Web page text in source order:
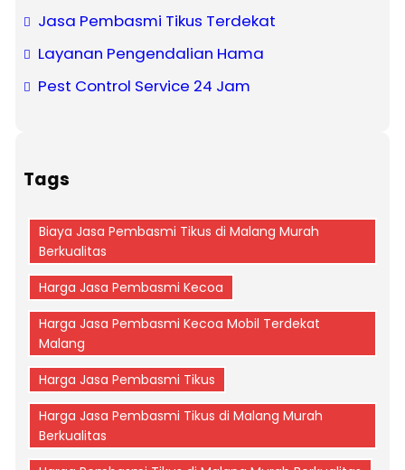
Jasa Pembasmi Tikus Terdekat
Layanan Pengendalian Hama
Pest Control Service 24 Jam
Tags
Biaya Jasa Pembasmi Tikus di Malang Murah
Berkualitas
Harga Jasa Pembasmi Kecoa
Harga Jasa Pembasmi Kecoa Mobil Terdekat
Malang
Harga Jasa Pembasmi Tikus
Harga Jasa Pembasmi Tikus di Malang Murah
Berkualitas